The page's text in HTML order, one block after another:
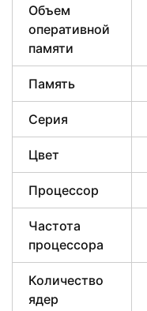
Объем
оперативной
памяти
Память
Серия
Цвет
Процессор
Частота
процессора
Количество
ядер